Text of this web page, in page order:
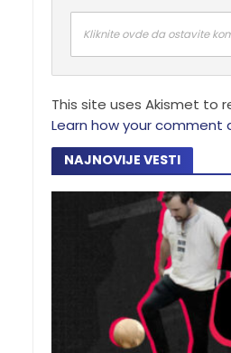
Kliknite ovde da ostavite
This site uses Akismet to
Learn how your comment
NAJNOVIJE VESTI